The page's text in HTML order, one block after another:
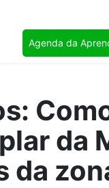
Agenda da
da
da